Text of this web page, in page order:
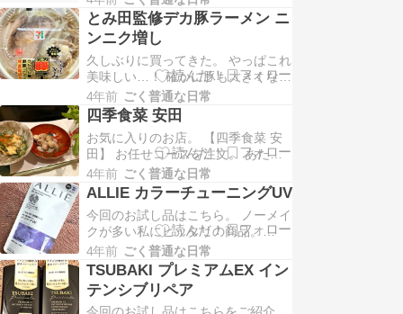
みやソフ…
か自分がコロナにかかるなんて…。
一緒に食事してる家族は やっぱうつ
っちゃうよねー。 私はワクチン3回
打ってて、子供は未接種。 土曜に子
供が喉の激しい痛みを訴え小児科
に。 その時…
とみ田監修デカ豚ラーメン ニ
ンニク増し
久しぶりに買ってきた。 やっぱこれ
美味しい…！ 確かに豚も大きくなっ
てるね。 めっちゃニンニク臭うし
866kcalだけど、 どうしても食べた
くなってしまう。 二郎行ってみたか
ったけど、 もうこれでいいかなとか
思ってきた笑
4年前 ごく普通な日常
四季食菜 安田
お気に入りのお店。 【四季食菜 安
田】 お任せコースを注文。 あたし
は好き嫌いが多いけど、 ちゃんと嫌
いなものを避けてくれるのが めちゃ
くちゃ嬉しい！ 左がポテトサラダ、
真ん中銀杏、 右がきゅうりとはつか
大根？ 銀杏食べるの久しぶりー。
お刺身はエビの下にサーモンや タ
コ、マグ…
4年前 ごく普通な日常
ALLIE カラーチューニングUV
今回のお試し品はこちら。 ノーメイ
クが多い私にピッタリの商品。
【ALLIE カラーチューニングUV】
ALLIEのプロモーションに参加中 こ
の「カラーチューニングＵＶ」には
嬉しい効果が盛りだくさん。 ・SPF
4年前 ごく普通な日常
TSUBAKI プレミアムEX イン
テンシブリペア